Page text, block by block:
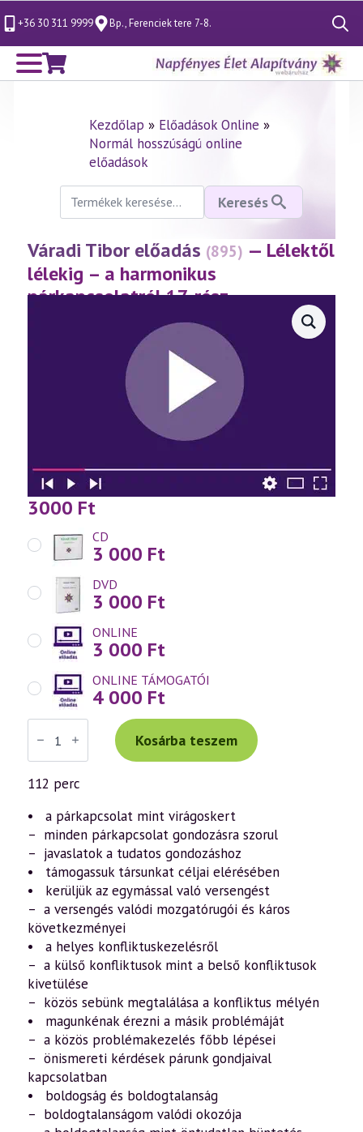
+36 30 311 9999 Bp., Ferenciek tere 7-8.
Search
for:
Kezdőlap » Előadások Online »
Normál hosszúságú online
előadások
Keresés
következőre:
Keresés
Váradi Tibor előadás (895) — Lélektől
lélekig – a harmonikus
párkapcsolatról 17. rész
3000 Ft
CD
3 000 Ft
DVD
3 000 Ft
ONLINE
3 000 Ft
ONLINE TÁMOGATÓI
4 000 Ft
Váradi
Tibor
előadás
(895)
—
Lélektől
–
harmonikus
párkapcsolatról
17.
rész
(2021.02.13.)
mennyiség
Kosárba teszem
112 perc
• a párkapcsolat mint virágoskert
– minden párkapcsolat gondozásra szorul
– javaslatok a tudatos gondozáshoz
• támogassuk társunkat céljai elérésében
• kerüljük az egymással való versengést
– a versengés valódi mozgatórugói és káros
következményei
• a helyes konfliktuskezelésről
– a külső konfliktusok mint a belső konfliktusok
kivetülése
– közös sebünk megtalálása a konfliktus mélyén
• magunkénak érezni a másik problémáját
– a közös problémakezelés főbb lépései
– önismereti kérdések párunk gondjaival
kapcsolatban
• boldogság és boldogtalanság
– boldogtalanságom valódi okozója